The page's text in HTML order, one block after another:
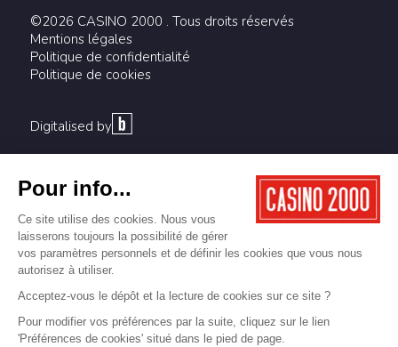
©2026 CASINO 2000 . Tous droits réservés
Mentions légales
Politique de confidentialité
Politique de cookies
Digitalised by